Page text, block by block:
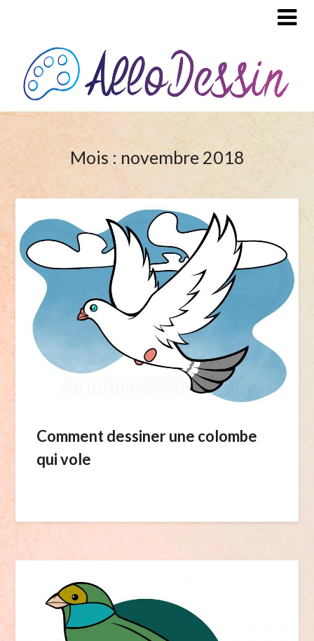
Mois : novembre 2018
Comment dessiner une colombe
qui vole